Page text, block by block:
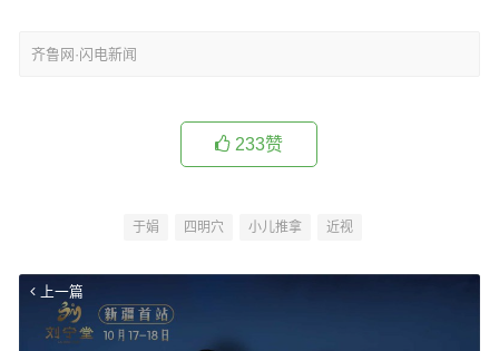
齐鲁网·闪电新闻
233赞
于娟 四明穴 小儿推拿 近视
上一篇